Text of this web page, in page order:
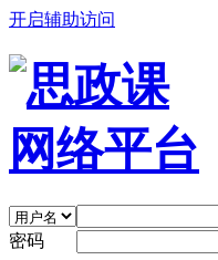
开启辅助访问
密码